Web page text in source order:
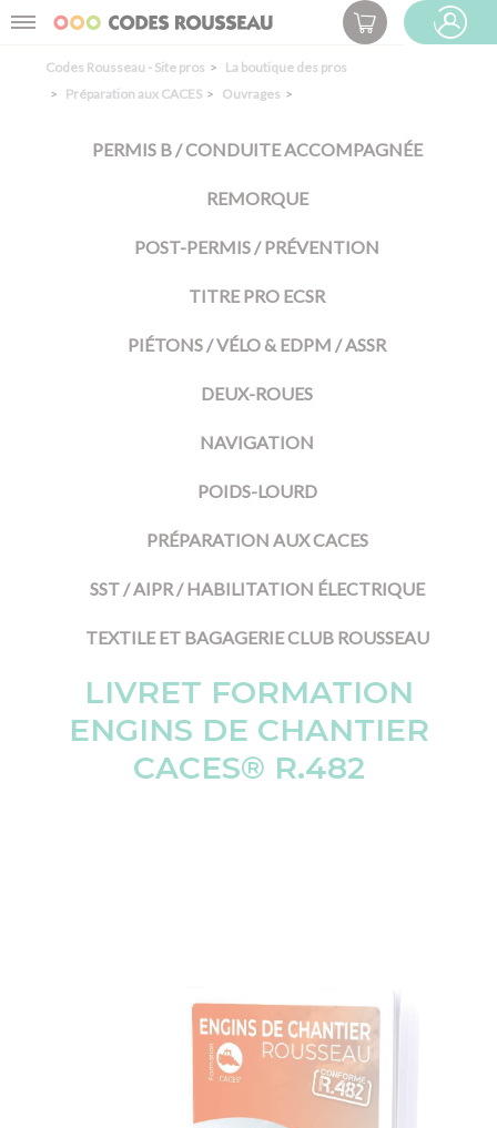
Menu
Codes Rousseau - Site pros
La boutique des pros
Préparation aux CACES
Ouvrages
PERMIS B / CONDUITE ACCOMPAGNÉE
REMORQUE
POST-PERMIS / PRÉVENTION
TITRE PRO ECSR
PIÉTONS / VÉLO & EDPM / ASSR
DEUX-ROUES
NAVIGATION
POIDS-LOURD
PRÉPARATION AUX CACES
SST / AIPR / HABILITATION ÉLECTRIQUE
TEXTILE ET BAGAGERIE CLUB ROUSSEAU
LIVRET FORMATION
ENGINS DE CHANTIER
CACES® R.482
Panneau de gestion des cookies